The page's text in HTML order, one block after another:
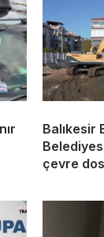
Balıkesir
çevre